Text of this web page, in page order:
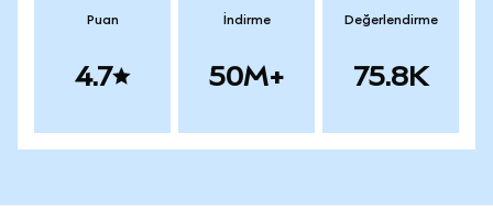
Puan
4.7
İndirme
50M+
Değerlendirme
75.8K